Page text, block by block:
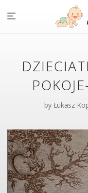
by Łukasz